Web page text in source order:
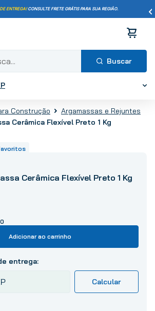
ENTREGA!CONSULTE FRETE GRÁTIS PARA SUA REGIÃO.
Construção
Argamassas e Rejuntes
Cerâmica Flexível Preto 1 Kg
Cerâmica Flexível Preto 1 Kg
Adicionar ao carrinho